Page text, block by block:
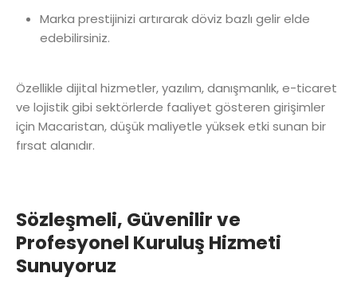
Marka prestijinizi artırarak döviz bazlı gelir elde
edebilirsiniz.
Özellikle dijital hizmetler, yazılım, danışmanlık, e-ticaret
ve lojistik gibi sektörlerde faaliyet gösteren girişimler
için Macaristan, düşük maliyetle yüksek etki sunan bir
fırsat alanıdır.
Sözleşmeli, Güvenilir ve
Profesyonel Kuruluş Hizmeti
Sunuyoruz